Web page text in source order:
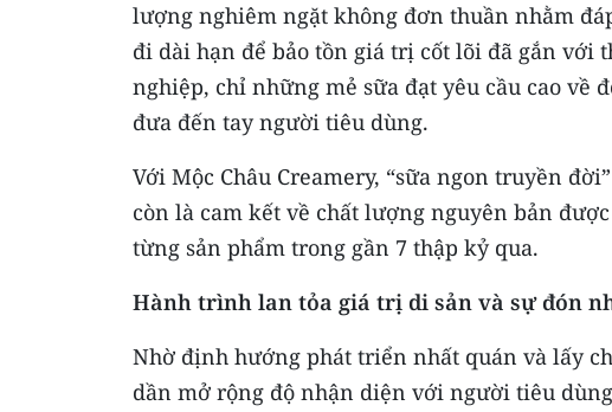
lượng nghiêm ngặt không đơn thuần nhằm
đi dài hạn để bảo tồn giá trị cốt lõi đã gắn với
nghiệp, chỉ những mẻ sữa đạt yêu cầu cao
đưa đến tay người tiêu dùng.
Với Mộc Châu Creamery, “sữa ngon truyền
còn là cam kết về chất lượng nguyên bản
từng sản phẩm trong gần 7 thập kỷ qua.
Hành trình lan tỏa giá trị di sản và sự đón
Nhờ định hướng phát triển nhất quán và lấy
dần mở rộng độ nhận diện với người tiêu